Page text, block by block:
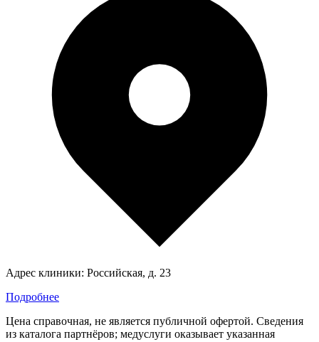
Адрес клиники: Российская, д. 23
Подробнее
Цена справочная, не является публичной офертой. Сведения
из каталога партнёров; медуслуги оказывает указанная